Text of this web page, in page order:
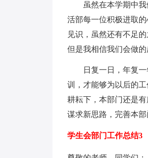
虽然在本学期中我
活部每一位积极进取
见识，虽然还有不足
但是我相信我们会做的
日复一日，年复一
训，才能够为以后的
耕耘下，本部门还是
谋求新思路，完善本部
学生会部门工作总结3